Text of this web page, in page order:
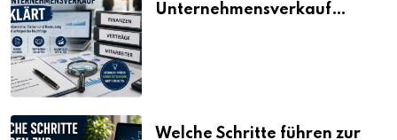
Unternehmensverkauf
Welche Schritte führen zur